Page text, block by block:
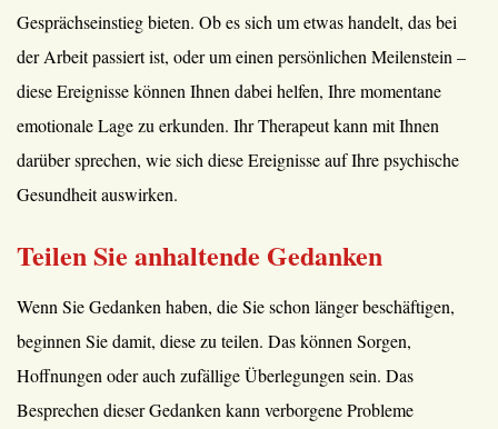
Gesprächseinstieg bieten. Ob es sich um etwas handelt, das bei
der Arbeit passiert ist, oder um einen persönlichen Meilenstein –
diese Ereignisse können Ihnen dabei helfen, Ihre momentane
emotionale Lage zu erkunden. Ihr Therapeut kann mit Ihnen
darüber sprechen, wie sich diese Ereignisse auf Ihre psychische
Gesundheit auswirken.
Teilen Sie anhaltende Gedanken
Wenn Sie Gedanken haben, die Sie schon länger beschäftigen,
beginnen Sie damit, diese zu teilen. Das können Sorgen,
Hoffnungen oder auch zufällige Überlegungen sein. Das
Besprechen dieser Gedanken kann verborgene Probleme